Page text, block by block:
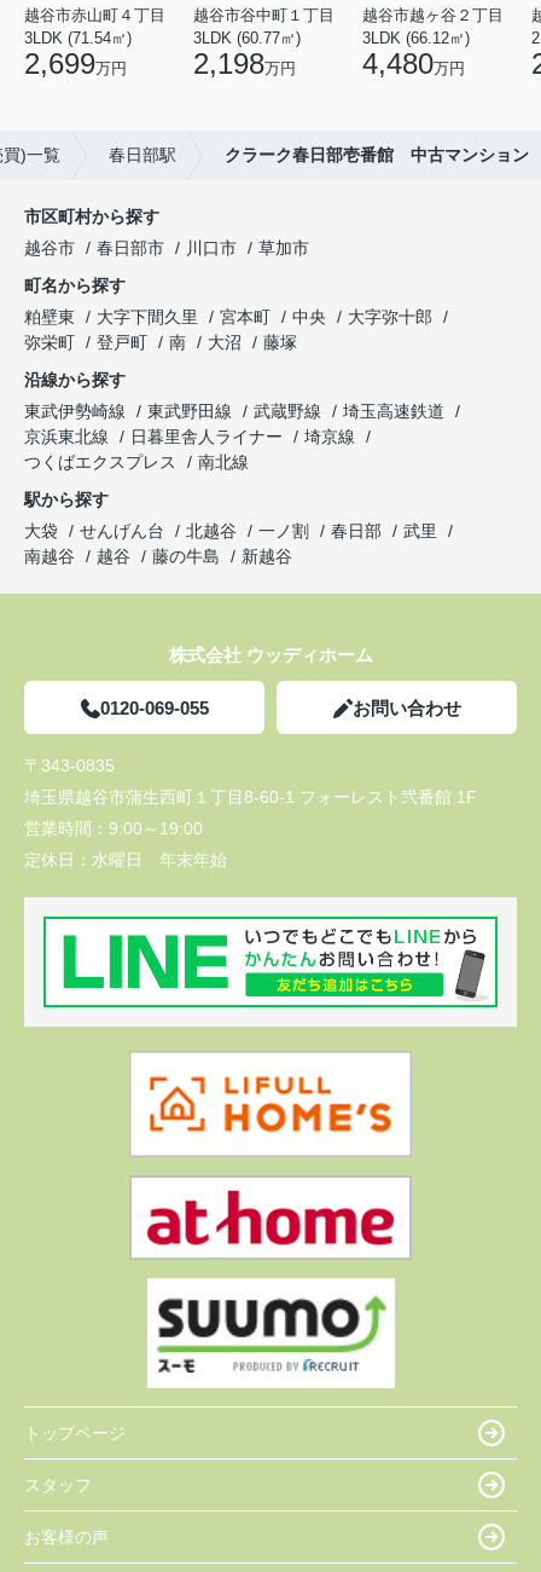
越谷市赤山町４丁目
3LDK (71.54㎡)
2,699万円
越谷市谷中町１丁目
3LDK (60.77㎡)
2,198万円
越谷市越ヶ谷２丁目
3LDK (66.12㎡)
4,480万円
)一覧 春日部駅 クラーク春日部壱番館 中古マンション
市区町村から探す
越谷市
春日部市 川口市
草加市
町名から探す
粕壁東
大字下間久里 宮本町 中央
大字弥十郎
弥栄町
登戸町 南 大沼
藤塚
沿線から探す
東武伊勢崎線
東武野田線 武蔵野線
埼玉高速鉄道
京浜東北線
日暮里舎人ライナー
埼京線
つくばエクスプレス
南北線
駅から探す
大袋
せんげん台 北越谷 一ノ割 春日部
武里
南越谷
越谷 藤の牛島 新越谷
株式会社 ウッディホーム
0120-069-055 お問い合わせ
〒343-0835
埼玉県越谷市蒲生西町１丁目8-60-1 フォーレスト弐番館 1F
営業時間： 9:00～19:00
定休日： 水曜日 年末年始
トップページ
スタッフ
お客様の声